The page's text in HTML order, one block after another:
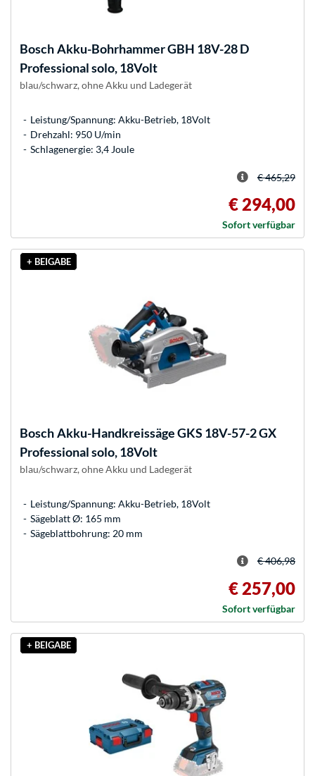
BoschAkku-Bohrhammer GBH 18V-28 D
Professional solo, 18Volt
blau/schwarz, ohne Akku und Ladegerät
Leistung/Spannung: Akku-Betrieb, 18Volt
Drehzahl: 950 U/min
Schlagenergie: 3,4 Joule
€ 465,29
€ 294,00
Sofort verfügbar
+ BEIGABE
BoschAkku-Handkreissäge GKS 18V-57-2 GX
Professional solo, 18Volt
blau/schwarz, ohne Akku und Ladegerät
Leistung/Spannung: Akku-Betrieb, 18Volt
Sägeblatt Ø: 165 mm
Sägeblattbohrung: 20 mm
€ 406,98
€ 257,00
Sofort verfügbar
+ BEIGABE